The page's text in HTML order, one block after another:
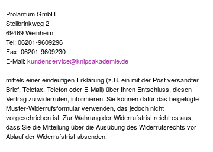
Prolantum GmbH
Stellbrinkweg 2
69469 Weinheim
Tel: 06201-9609296
Fax: 06201-9609230
E-Mail:kundenservice@knipsakademie.de
mittels einer eindeutigen Erklärung (z.B. ein mit der Post versandter
Brief, Telefax, Telefon oder E-Mail) über Ihren Entschluss, diesen
Vertrag zu widerrufen, informieren. Sie können dafür das beigefügte
Muster-Widerrufsformular verwenden, das jedoch nicht
vorgeschrieben ist. Zur Wahrung der Widerrufsfrist reicht es aus,
dass Sie die Mitteilung über die Ausübung des Widerrufsrechts vor
Ablauf der Widerrufsfrist absenden.